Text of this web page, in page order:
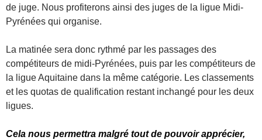
de juge. Nous profiterons ainsi des juges de la ligue Midi-
Pyrénées qui organise.
La matinée sera donc rythmé par les passages des
compétiteurs de midi-Pyrénées, puis par les compétiteurs de
la ligue Aquitaine dans la même catégorie. Les classements
et les quotas de qualification restant inchangé pour les deux
ligues.
Cela nous permettra malgré tout de pouvoir apprécier,